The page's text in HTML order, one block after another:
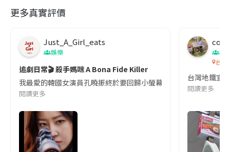
更多真實評價
Just_A_Girl_eats
娛樂
追劇日常🎬 殺手媽咪 A Bona Fide Killer
我最愛的韓國女演員孔曉振終於要回歸小螢幕啦!這次的劇本改編
閱讀更多
co
吹
台灣
台灣地鐵宣
閱讀更多